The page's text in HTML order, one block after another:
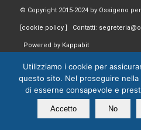
© Copyright 2015-2024 by Ossigeno
cookie policy ] Contatti:
Powered by Kappabit
Utilizziamo i cookie per
questo sito. Nel proseguire
di esserne consapevole e
Accetto No